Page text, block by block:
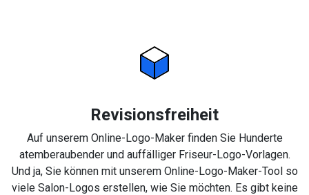
Revisionsfreiheit
Auf unserem Online-Logo-Maker finden Sie Hunderte
atemberaubender und auffälliger Friseur-Logo-Vorlagen.
Und ja, Sie können mit unserem Online-Logo-Maker-Tool so
viele Salon-Logos erstellen, wie Sie möchten. Es gibt keine